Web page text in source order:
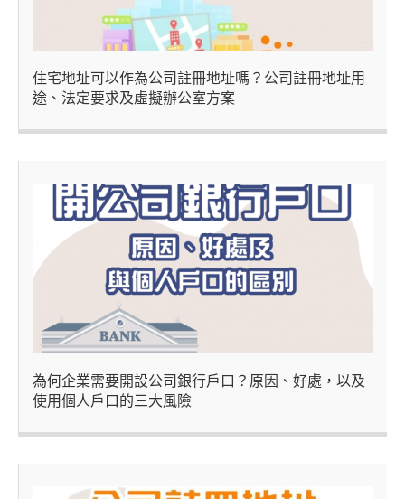
住宅地址可以作為公司註冊地址嗎？公司註冊地址用
途、法定要求及虛擬辦公室方案
為何企業需要開設公司銀行戶口？原因、好處，以及
使用個人戶口的三大風險